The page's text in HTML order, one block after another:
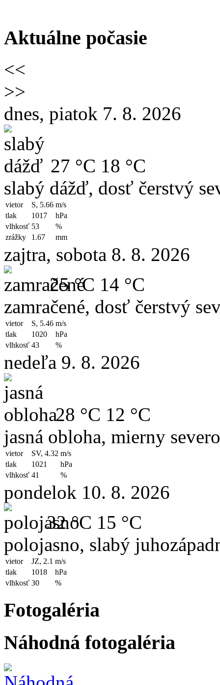
Aktuálne počasie
<<
>>
dnes, piatok 7. 8. 2026
27 °C 18 °C
slabý dážď, dosť čerstvý
vietor S, 5.66 m/s
tlak
1017
hPa
vlhkosť 53
%
zrážky
1.67 mm
zajtra, sobota 8. 8. 2026
25 °C 14 °C
zamračené, dosť čerstvý
vietor S, 5.46 m/s
tlak
1020
hPa
vlhkosť 43 %
nedeľa 9. 8. 2026
28 °C 12 °C
jasná obloha, mierny
vietor SV, 4.32 m/s
tlak
1021
hPa
vlhkosť 41 %
pondelok 10. 8. 2026
32 °C 15 °C
polojasno, slabý
vietor JZ, 2.1 m/s
tlak
1018
hPa
vlhkosť 30 %
Fotogaléria
Náhodná fotogaléria